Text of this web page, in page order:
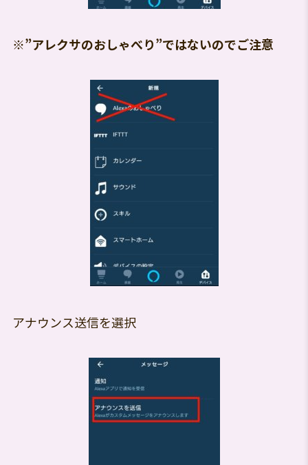
※”アレクサのおしゃべり”ではないのでご注意
アナウンス送信を選択